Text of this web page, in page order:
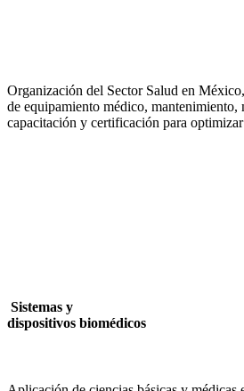
Organización del Sector Salud en
de equipamiento médico, mantenimiento,
capacitación y certificación para
Sistemas y
dispositivos biomédicos